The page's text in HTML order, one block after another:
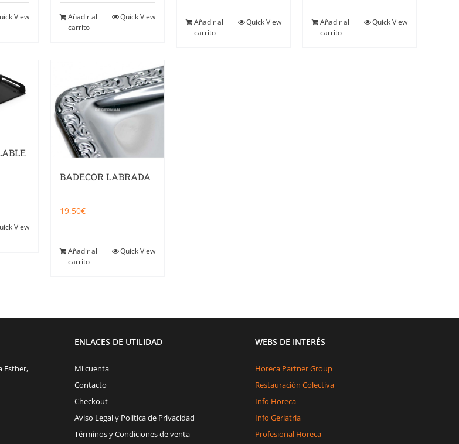
View
Añadir al
carrito
Quick View
Añadir al
carrito
Quick View
Añadir al
carrito
Quick View
View
BADECOR LABRADA
19,50€
Añadir al
carrito
Quick View
Esther,
ENLACES DE UTILIDAD
Mi cuenta
Contacto
Checkout
Aviso Legal y Política de Privacidad
Términos y Condiciones de venta
WEBS DE INTERÉS
Horeca Partner Group
Restauración Colectiva
Info Horeca
Info Geriatría
Profesional Horeca